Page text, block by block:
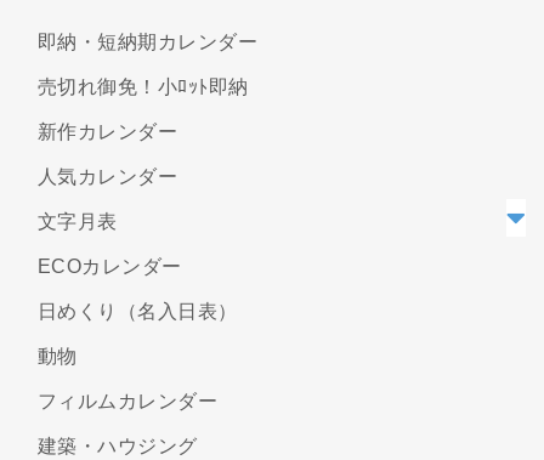
即納・短納期カレンダー
売切れ御免！小ﾛｯﾄ即納
新作カレンダー
人気カレンダー
文字月表
ECOカレンダー
日めくり（名入日表）
動物
フィルムカレンダー
建築・ハウジング